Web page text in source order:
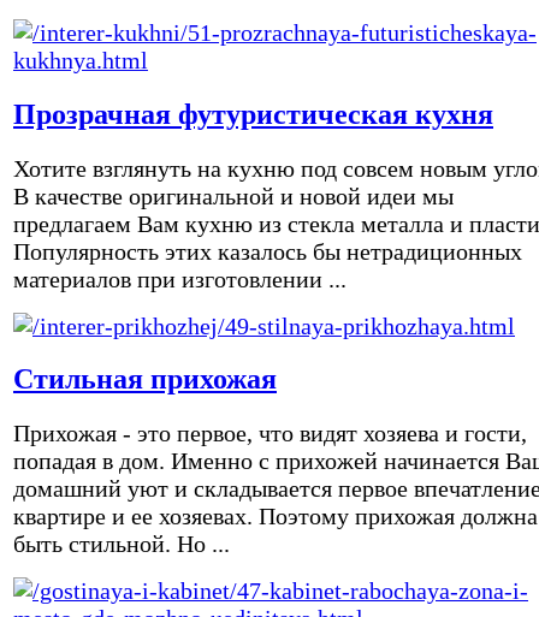
Прозрачная футуристическая кухня
Хотите взглянуть на кухню под совсем новым
В качестве оригинальной и новой идеи мы
предлагаем Вам кухню из стекла металла и
Популярность этих казалось бы нетрадиционных
материалов при изготовлении ...
Стильная прихожая
Прихожая - это первое, что видят хозяева и гости,
попадая в дом. Именно с прихожей начинается
домашний уют и складывается первое
квартире и ее хозяевах. Поэтому прихожая должна
быть стильной. Но ...